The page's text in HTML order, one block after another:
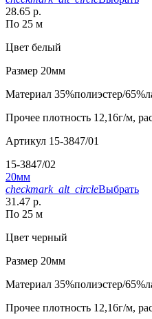
28.65 р.
По 25 м
Цвет белый
Размер 20мм
Материал 35%полиэстер/
Прочее плотность 12,16г/м,
Артикул 15-3847/01
15-3847/02
20мм
checkmark_alt_circleВыбрать
31.47 р.
По 25 м
Цвет черный
Размер 20мм
Материал 35%полиэстер/
Прочее плотность 12,16г/м,